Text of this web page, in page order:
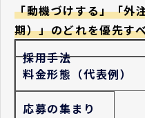
「動機づけする」「外
期）」のどれを優先す
採用手法
料金形態（代表例）
応募の集まり